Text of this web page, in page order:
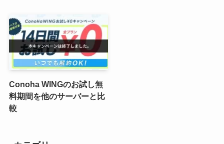
Conoha WINGのお試し無
料期間を他のサーバーと比
較